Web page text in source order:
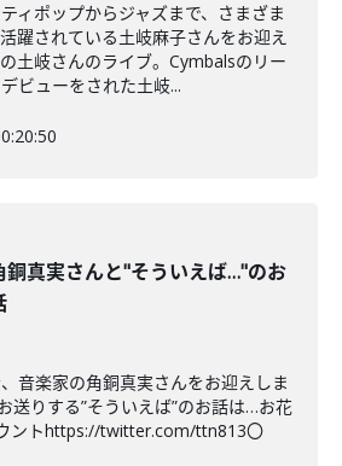
ィポップからジャズまで、さまざま
躍されている土岐麻子さんをお迎え
土岐さんのライブ。Cymbalsのリー
ビューをされた土岐...
銅真実さんと"そういえば…"のお
音楽家の角銅真実さんをお迎えしま
送りする”そういえば”のお話は…お花
ントhttps://twitter.com/ttn813〇